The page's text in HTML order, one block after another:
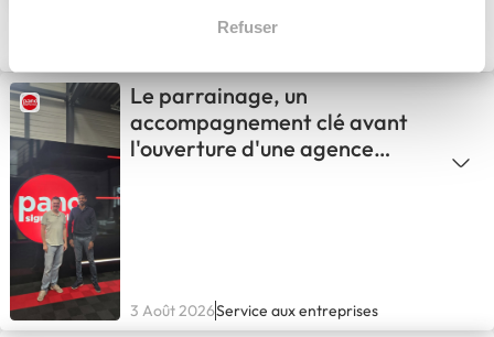
Refuser
le réseau Litha Espresso
Le parrainage, un
accompagnement clé avant
l'ouverture d'une agence
3 Août 2026Service aux entreprises